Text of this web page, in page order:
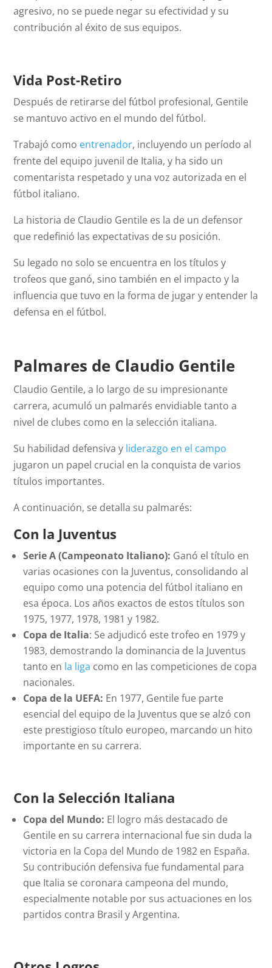
agresivo, no se puede negar su efectividad y su
contribución al éxito de sus equipos.
Vida Post-Retiro
Después de retirarse del fútbol profesional, Gentile
se mantuvo activo en el mundo del fútbol.
Trabajó como entrenador, incluyendo un período al
frente del equipo juvenil de Italia, y ha sido un
comentarista respetado y una voz autorizada en el
fútbol italiano.
La historia de Claudio Gentile es la de un defensor
que redefinió las expectativas de su posición.
Su legado no solo se encuentra en los títulos y
trofeos que ganó, sino también en el impacto y la
influencia que tuvo en la forma de jugar y entender la
defensa en el fútbol.
Palmares de Claudio Gentile
Claudio Gentile, a lo largo de su impresionante
carrera, acumuló un palmarés envidiable tanto a
nivel de clubes como en la selección italiana.
Su habilidad defensiva y liderazgo en el campo
jugaron un papel crucial en la conquista de varios
títulos importantes.
A continuación, se detalla su palmarés:
Con la Juventus
Serie A (Campeonato Italiano): Ganó el título en
varias ocasiones con la Juventus, consolidando al
equipo como una potencia del fútbol italiano en
esa época. Los años exactos de estos títulos son
1975, 1977, 1978, 1981 y 1982.
Copa de Italia: Se adjudicó este trofeo en 1979 y
1983, demostrando la dominancia de la Juventus
tanto en la liga como en las competiciones de copa
nacionales.
Copa de la UEFA: En 1977, Gentile fue parte
esencial del equipo de la Juventus que se alzó con
este prestigioso título europeo, marcando un hito
importante en su carrera.
Con la Selección Italiana
Copa del Mundo: El logro más destacado de
Gentile en su carrera internacional fue sin duda la
victoria en la Copa del Mundo de 1982 en España.
Su contribución defensiva fue fundamental para
que Italia se coronara campeona del mundo,
especialmente notable por sus actuaciones en los
partidos contra Brasil y Argentina.